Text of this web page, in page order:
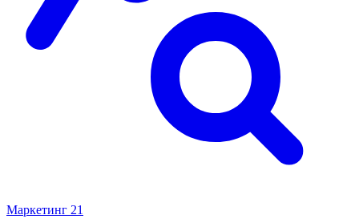
Маркетинг 21